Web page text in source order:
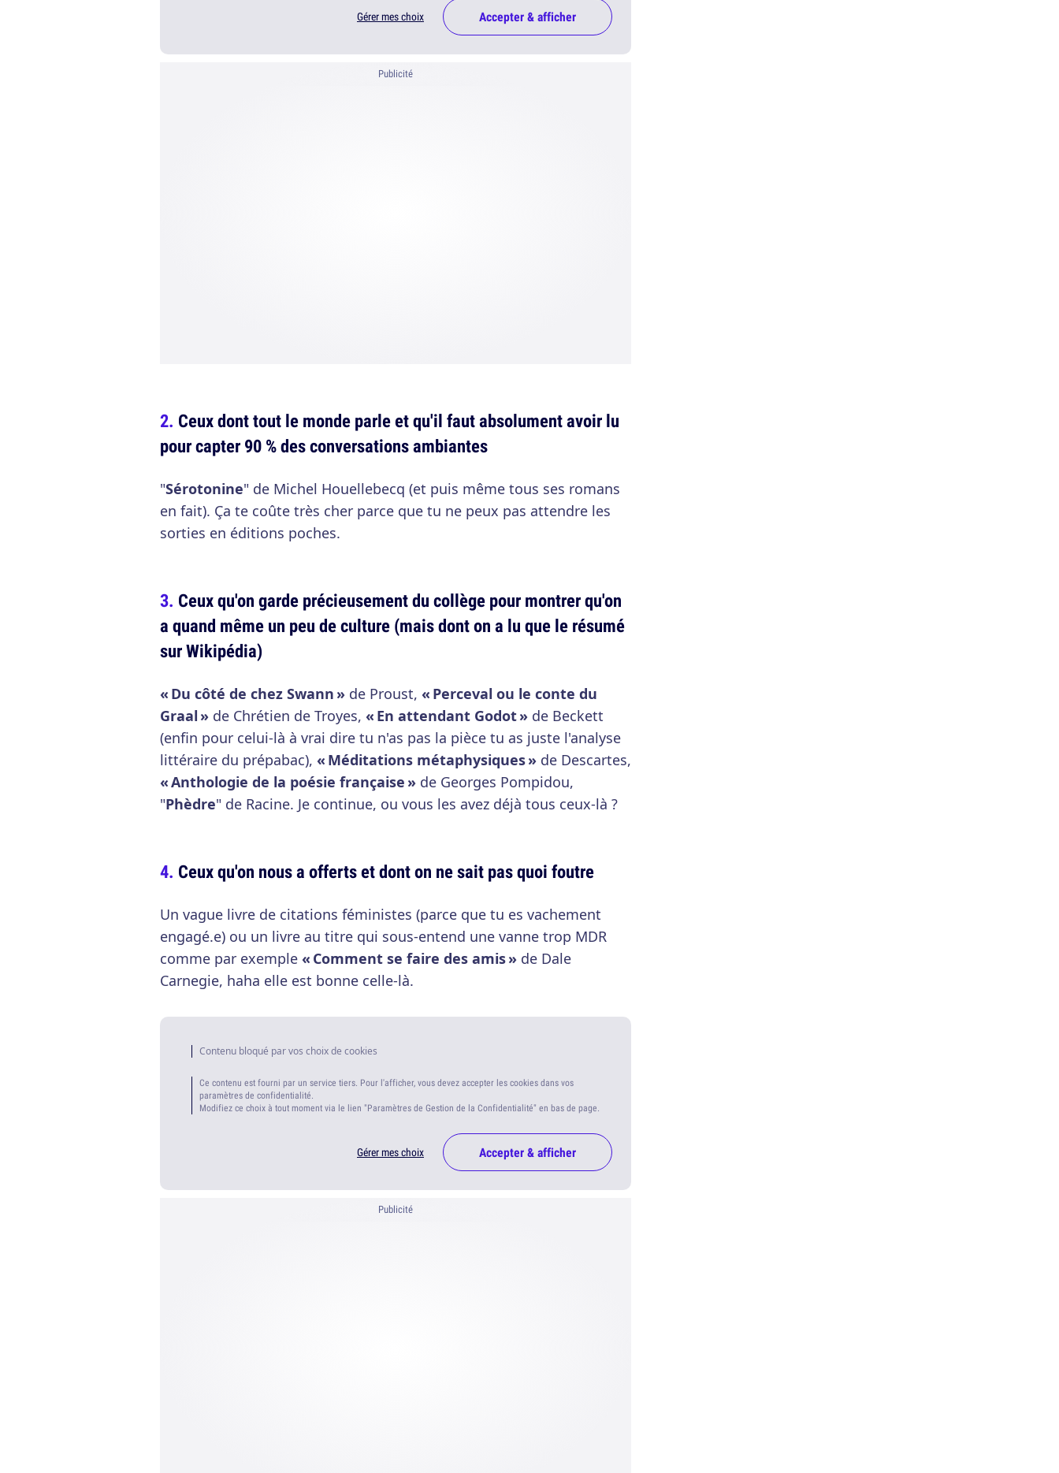
Gérer mes choix Accepter & afficher
Publicité
Ceux dont tout le monde parle et qu'il faut absolument avoir lu
pour capter 90 % des conversations ambiantes
"Sérotonine" de Michel Houellebecq (et puis même tous ses romans
en fait). Ça te coûte très cher parce que tu ne peux pas attendre les
sorties en éditions poches.
Ceux qu'on garde précieusement du collège pour montrer qu'on
a quand même un peu de culture (mais dont on a lu que le résumé
sur Wikipédia)
« Du côté de chez Swann » de Proust, « Perceval ou le conte du
Graal » de Chrétien de Troyes, « En attendant Godot » de Beckett
(enfin pour celui-là à vrai dire tu n'as pas la pièce tu as juste l'analyse
littéraire du prépabac), « Méditations métaphysiques » de Descartes,
« Anthologie de la poésie française » de Georges Pompidou,
"Phèdre" de Racine. Je continue, ou vous les avez déjà tous ceux-là ?
Ceux qu'on nous a offerts et dont on ne sait pas quoi foutre
Un vague livre de citations féministes (parce que tu es vachement
engagé.e) ou un livre au titre qui sous-entend une vanne trop MDR
comme par exemple « Comment se faire des amis » de Dale
Carnegie, haha elle est bonne celle-là.
Contenu bloqué par vos choix de cookies
Ce contenu est fourni par un service tiers. Pour l'afficher, vous devez accepter les cookies dans vos
paramètres de confidentialité.
Modifiez ce choix à tout moment via le lien "Paramètres de Gestion de la Confidentialité" en bas de page.
Gérer mes choix Accepter & afficher
Publicité